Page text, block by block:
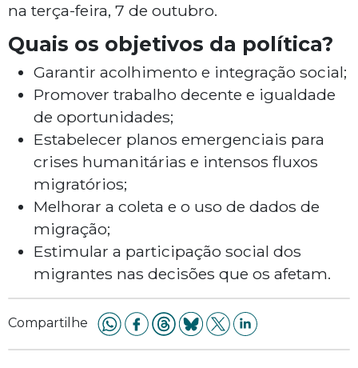
na terça-feira, 7 de outubro.
Quais os objetivos da política?
Garantir acolhimento e integração social;
Promover trabalho decente e igualdade
de oportunidades;
Estabelecer planos emergenciais para
crises humanitárias e intensos fluxos
migratórios;
Melhorar a coleta e o uso de dados de
migração;
Estimular a participação social dos
migrantes nas decisões que os afetam.
Compartilhe